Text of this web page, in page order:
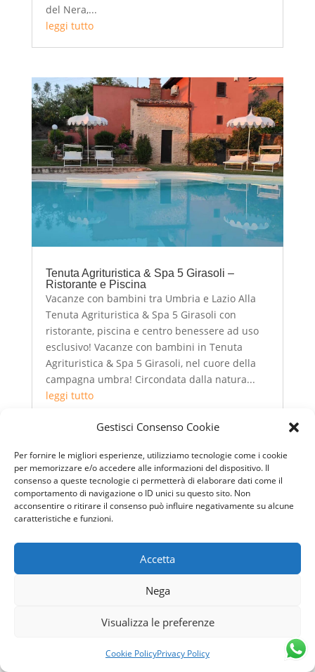
Gestisci Consenso Cookie
Per fornire le migliori esperienze, utilizziamo tecnologie come i cookie
per memorizzare e/o accedere alle informazioni del dispositivo. Il
consenso a queste tecnologie ci permetterà di elaborare dati come il
comportamento di navigazione o ID unici su questo sito. Non
acconsentire o ritirare il consenso può influire negativamente su alcune
caratteristiche e funzioni.
Accetta
Nega
Visualizza le preferenze
Cookie PolicyPrivacy Policy
del Nera,...
leggi tutto
Tenuta Agrituristica & Spa 5 Girasoli –
Ristorante e Piscina
Vacanze con bambini tra Umbria e Lazio Alla
Tenuta Agrituristica & Spa 5 Girasoli con
ristorante, piscina e centro benessere ad uso
esclusivo! Vacanze con bambini in Tenuta
Agrituristica & Spa 5 Girasoli, nel cuore della
campagna umbra! Circondata dalla natura...
leggi tutto